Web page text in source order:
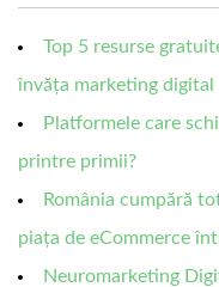
Top 5 resurse
învăța marketing digital
Platformele care
printre primii?
România cumpără
piața de eCommerce
Neuromarketing